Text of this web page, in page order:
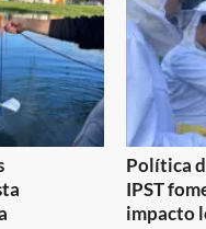
Política
IPST
impacto